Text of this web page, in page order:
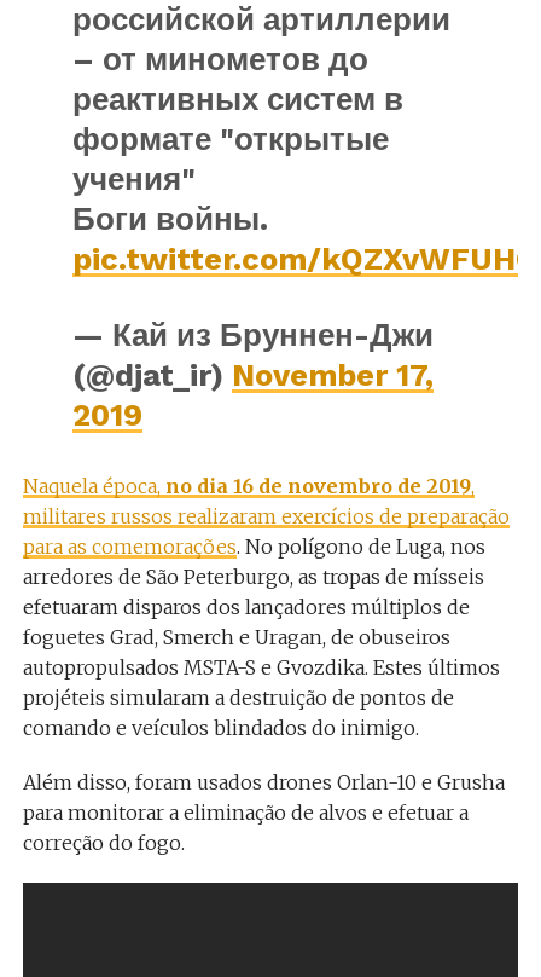
российской артиллерии
– от минометов до
реактивных систем в
формате "открытые
учения"
Боги войны.
pic.twitter.com/kQZXvWFUHC
— Кай из Бруннен-Джи
(@djat_ir) November 17,
2019
Naquela época, no dia 16 de novembro de 2019,
militares russos realizaram exercícios de preparação
para as comemorações. No polígono de Luga, nos
arredores de São Peterburgo, as tropas de mísseis
efetuaram disparos dos lançadores múltiplos de
foguetes Grad, Smerch e Uragan, de obuseiros
autopropulsados MSTA-S e Gvozdika. Estes últimos
projéteis simularam a destruição de pontos de
comando e veículos blindados do inimigo.
Além disso, foram usados drones Orlan-10 e Grusha
para monitorar a eliminação de alvos e efetuar a
correção do fogo.